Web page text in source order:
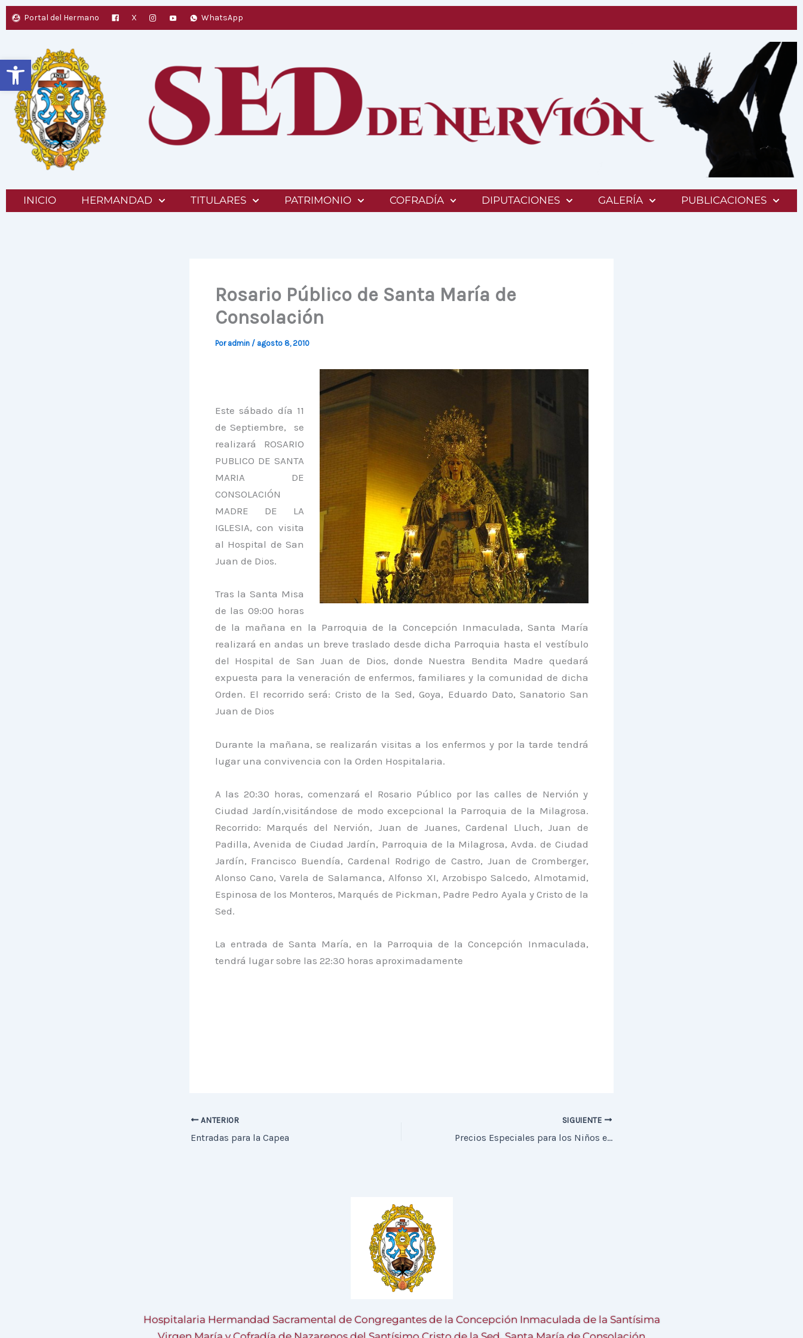
Abrir barra de herramientas
Portal del Hermano X WhatsApp
INICIO HERMANDAD TITULARES PATRIMONIO COFRADÍA DIPUTACIONES GALERÍA PUBLICACIONES
Rosario Público de Santa María de
Consolación
Por admin / agosto 8, 2010
Este sábado día 11
de Septiembre, se
realizará ROSARIO
PUBLICO DE SANTA
MARIA DE
CONSOLACIÓN
MADRE DE LA
IGLESIA, con visita
al Hospital de San
Juan de Dios.
Tras la Santa Misa
de las 09:00 horas
de la mañana en la Parroquia de la Concepción Inmaculada, Santa María
realizará en andas un breve traslado desde dicha Parroquia hasta el vestíbulo
del Hospital de San Juan de Dios, donde Nuestra Bendita Madre quedará
expuesta para la veneración de enfermos, familiares y la comunidad de dicha
Orden. El recorrido será: Cristo de la Sed, Goya, Eduardo Dato, Sanatorio San
Juan de Dios
Durante la mañana, se realizarán visitas a los enfermos y por la tarde tendrá
lugar una convivencia con la Orden Hospitalaria.
A las 20:30 horas, comenzará el Rosario Público por las calles de Nervión y
Ciudad Jardín,visitándose de modo excepcional la Parroquia de la Milagrosa.
Recorrido: Marqués del Nervión, Juan de Juanes, Cardenal Lluch, Juan de
Padilla, Avenida de Ciudad Jardín, Parroquia de la Milagrosa, Avda. de Ciudad
Jardín, Francisco Buendía, Cardenal Rodrigo de Castro, Juan de Cromberger,
Alonso Cano, Varela de Salamanca, Alfonso XI, Arzobispo Salcedo, Almotamid,
Espinosa de los Monteros, Marqués de Pickman, Padre Pedro Ayala y Cristo de la
Sed.
La entrada de Santa María, en la Parroquia de la Concepción Inmaculada,
tendrá lugar sobre las 22:30 horas aproximadamente
ANTERIOR
Entradas para la Capea
SIGUIENTE
Precios Especiales para los Niños en la Capea Benéfica
Hospitalaria Hermandad Sacramental de Congregantes de la Concepción Inmaculada de la Santísima